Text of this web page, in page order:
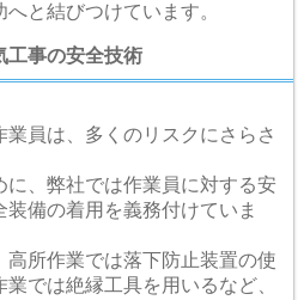
と結びつけています。
工事の安全技術
員は、多くのリスクにさらさ
に、弊社では作業員に対する安
備の着用を義務付けていま
高所作業では落下防止装置の使
では絶縁工具を用いるなど、